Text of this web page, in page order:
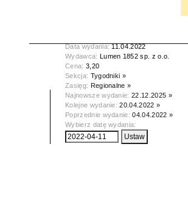
Data wydania:11.04.2022
Wydawca: Lumen 1852 sp. z o.o.
Cena: 3,20
Sekcja: Tygodniki »
Zasięg: Regionalne »
Najnowsze wydanie:22.12.2025 »
Kolejne wydanie:20.04.2022 »
Poprzednie wydanie:04.04.2022 »
Wybierz datę wydania: